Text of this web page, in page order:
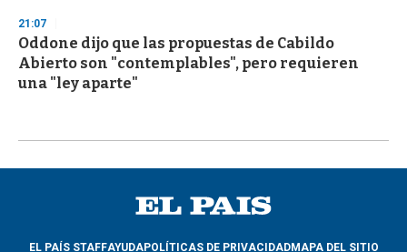
21:07
Oddone dijo que las propuestas de Cabildo
Abierto son "contemplables", pero requieren
una "ley aparte"
EL PAÍS STAFFAYUDAPOLÍTICAS DE PRIVACIDADMAPA DEL SITIO